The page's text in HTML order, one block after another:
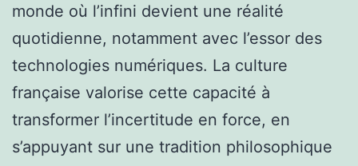
monde où l’infini devient une réalité
quotidienne, notamment avec l’essor des
technologies numériques. La culture
française valorise cette capacité à
transformer l’incertitude en force, en
s’appuyant sur une tradition philosophique